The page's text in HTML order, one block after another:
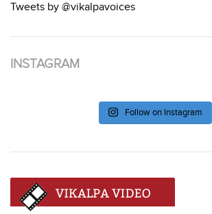
Tweets by @vikalpavoices
INSTAGRAM
Follow on Instagram